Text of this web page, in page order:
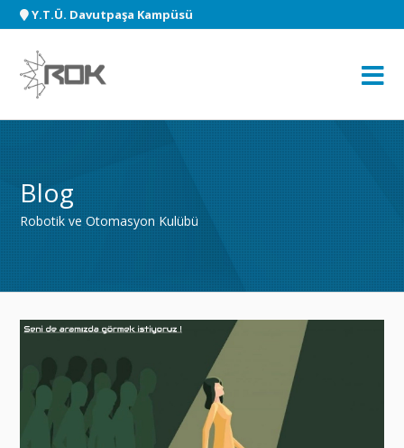
Y.T.Ü. Davutpaşa Kampüsü
Hakkımızda
Denetleme Kurulu
İdari Kurul
Geçmiş Yönetim Kurulları
Blog
Robotik ve Otomasyon Kulübü